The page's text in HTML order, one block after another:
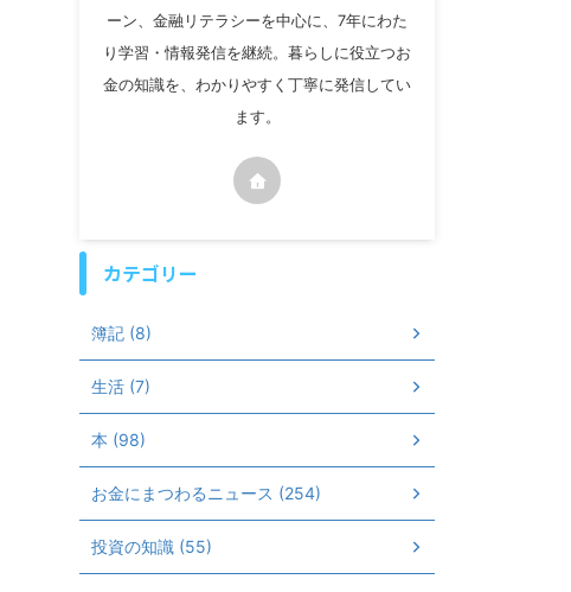
ーン、金融リテラシーを中心に、7年にわた
り学習・情報発信を継続。暮らしに役立つお
金の知識を、わかりやすく丁寧に発信してい
ます。
カテゴリー
簿記 (8)
生活 (7)
本 (98)
お金にまつわるニュース (254)
投資の知識 (55)